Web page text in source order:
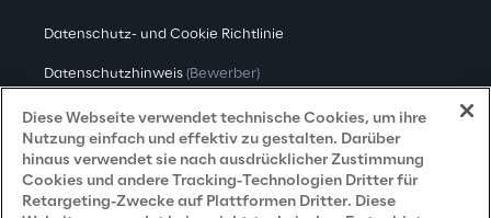
Datenschutz- und Cookie Richtlinie
Datenschutzhinweis (Bewerber)
Datenschutzhinweis(Kunden)
Datenschutzhinweis (Dienstleister)
Datenschutzhinweis (Marketing)
Diese Webseite verwendet technische Cookies, um ihre
Nutzung einfach und effektiv zu gestalten. Darüber
hinaus verwendet sie nach ausdrücklicher Zustimmung
Cookies und andere Tracking-Technologien Dritter für
Retargeting-Zwecke auf Plattformen Dritter. Diese